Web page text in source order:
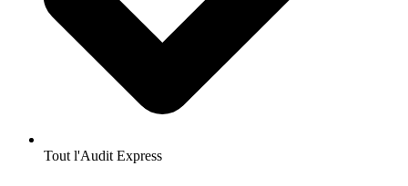
Tout l'Audit Express